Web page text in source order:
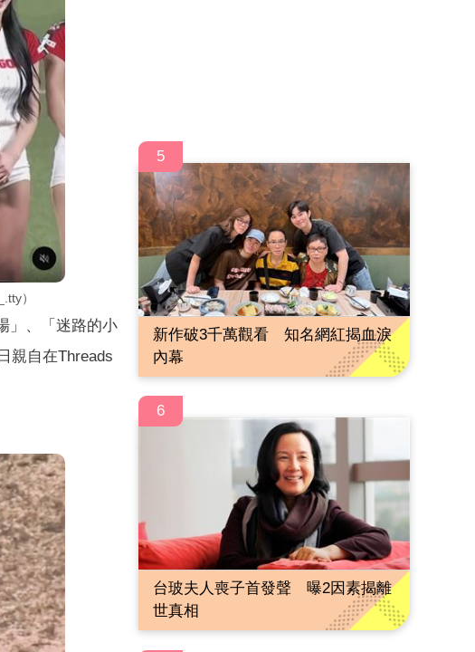
）
」、「迷路的小
親自在Threads
5
新作破3千萬觀看 知名網紅揭血淚
內幕
6
台玻夫人喪子首發聲 曝2因素揭離
世真相